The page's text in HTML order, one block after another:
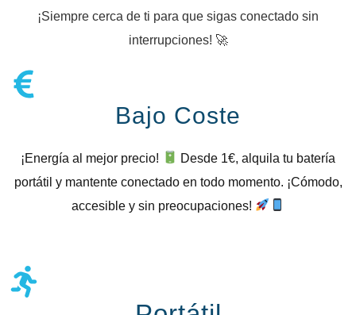
¡Siempre cerca de ti para que sigas conectado sin
interrupciones! 🚀
Bajo Coste
¡Energía al mejor precio!
Desde 1€, alquila tu batería
portátil y mantente conectado en todo momento. ¡Cómodo,
accesible y sin preocupaciones!